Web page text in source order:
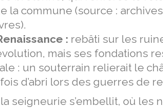
la commune (source :
: rebâti sur les
mais ses fondations
: un souterrain relierait le
d’abri lors des guerres de
la seigneurie s’embellit, où les